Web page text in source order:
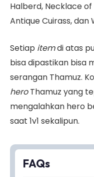
Halberd, Necklace
Antique Cuirass, dan
Setiap itemdi atas
bisa dipastikan bisa
serangan Thamuz.
heroThamuz yang
mengalahkan hero
saat 1v1 sekalipun.
FAQs